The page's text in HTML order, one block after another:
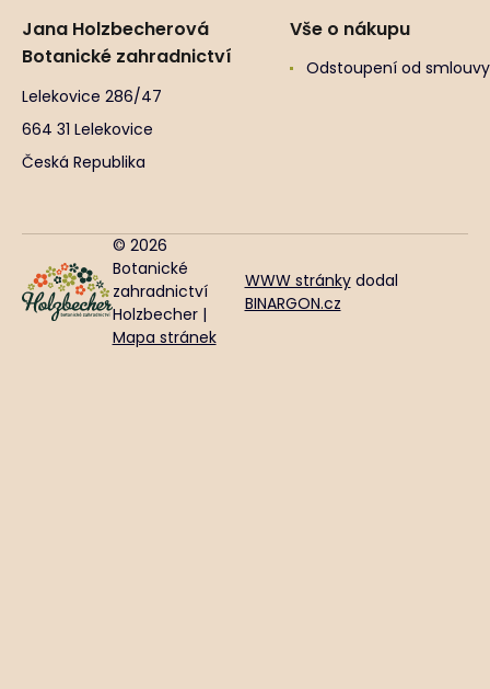
Jana Holzbecherová
Botanické zahradnictví
Lelekovice 286/47
664 31 Lelekovice
Česká Republika
Vše o nákupu
Odstoupení od smlouvy
© 2026
Botanické
zahradnictví
Holzbecher |
Mapa stránek
WWW stránkydodal
BINARGON.cz